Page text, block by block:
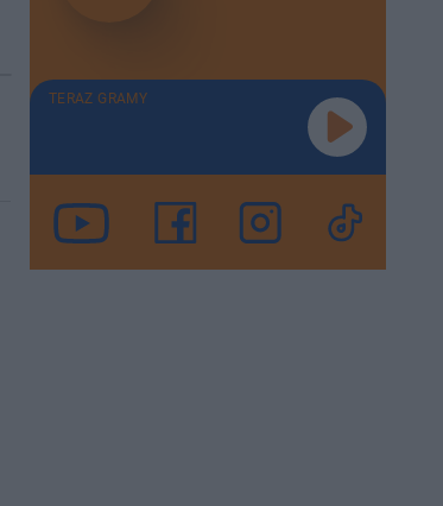
TERAZ GRAMY